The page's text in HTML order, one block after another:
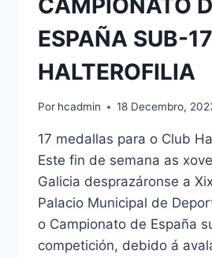
ESPAÑA SUB-
HALTEROFILIA
Por hcadmin 18 Decembro,
17 medallas para o Club
Este fin de semana as
Galicia desprazáronse a
Palacio Municipal de
o Campionato de España
competición, debido á